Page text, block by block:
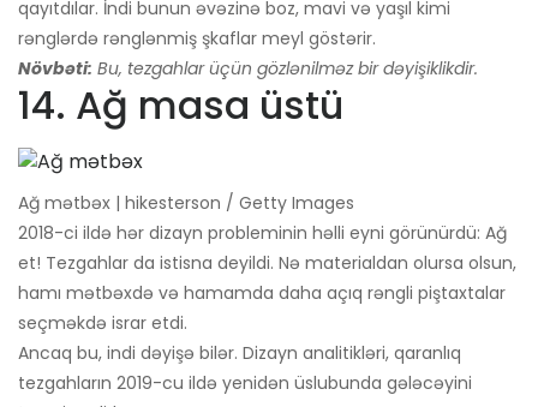
qayıtdılar. İndi bunun əvəzinə boz, mavi və yaşıl kimi
rənglərdə rənglənmiş şkaflar meyl göstərir.
Növbəti: Bu, tezgahlar üçün gözlənilməz bir dəyişiklikdir.
14. Ağ masa üstü
Ağ mətbəx | hikesterson / Getty Images
2018-ci ildə hər dizayn probleminin həlli eyni görünürdü: Ağ
et! Tezgahlar da istisna deyildi. Nə materialdan olursa olsun,
hamı mətbəxdə və hamamda daha açıq rəngli piştaxtalar
seçməkdə israr etdi.
Ancaq bu, indi dəyişə bilər. Dizayn analitikləri, qaranlıq
tezgahların 2019-cu ildə yenidən üslubunda gələcəyini